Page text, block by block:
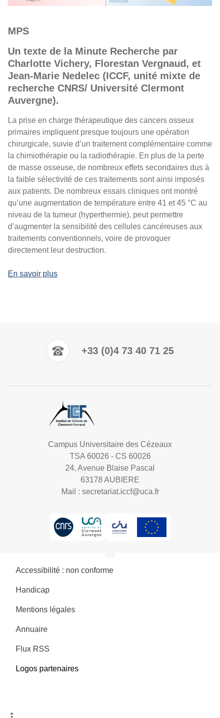
MPS
Un texte de la Minute Recherche par
Charlotte Vichery, Florestan Vergnaud, et
Jean-Marie Nedelec (ICCF, unité mixte de
recherche CNRS/ Université Clermont
Auvergne).
La prise en charge thérapeutique des cancers osseux
primaires impliquent presque toujours une opération
chirurgicale, suivie d’un traitement complémentaire comme
la chimiothérapie ou la radiothérapie. En plus de la perte
de masse osseuse, de nombreux effets secondaires dus à
la faible sélectivité de ces traitements sont ainsi imposés
aux patients. De nombreux essais cliniques ont montré
qu’une augmentation de température entre 41 et 45 °C au
niveau de la tumeur (hyperthermie), peut permettre
d’augmenter la sensibilité des cellules cancéreuses aux
traitements conventionnels, voire de provoquer
directement leur destruction.
En savoir plus
+33 (0)4 73 40 71 25
Campus Universitaire des Cézeaux
TSA 60026 - CS 60026
24, Avenue Blaise Pascal
63178 AUBIERE
Mail : secretariat.iccf@uca.fr
Accessibilité : non conforme
Handicap
Mentions légales
Annuaire
Flux RSS
Logos partenaires